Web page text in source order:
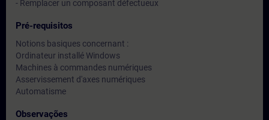
- Remplacer un composant défectueux
Pré-requisitos
Notions basiques concernant :
Ordinateur installé Windows
Machines à commandes numériques
Asservissement d'axes numériques
Automatisme
Observações